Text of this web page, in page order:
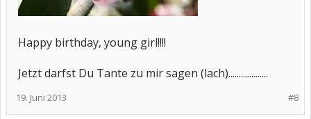
Happy birthday, young girl!!!!
Jetzt darfst Du Tante zu mir sagen (lach)...................
#8
19. Juni 2013